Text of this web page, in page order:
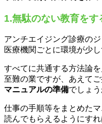
1.無駄のない教育をす
アンチエイジング診療のジ
医療機関ごとに環境が少し
すべてに共通する方法論
至難の業ですが、あえてご
マニュアルの準備でしょう
仕事の手順等をまとめた
読んでもらえるようにすれ